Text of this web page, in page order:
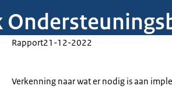
Rapport21-12-2022
Verkenning naar wat er nodig is aan